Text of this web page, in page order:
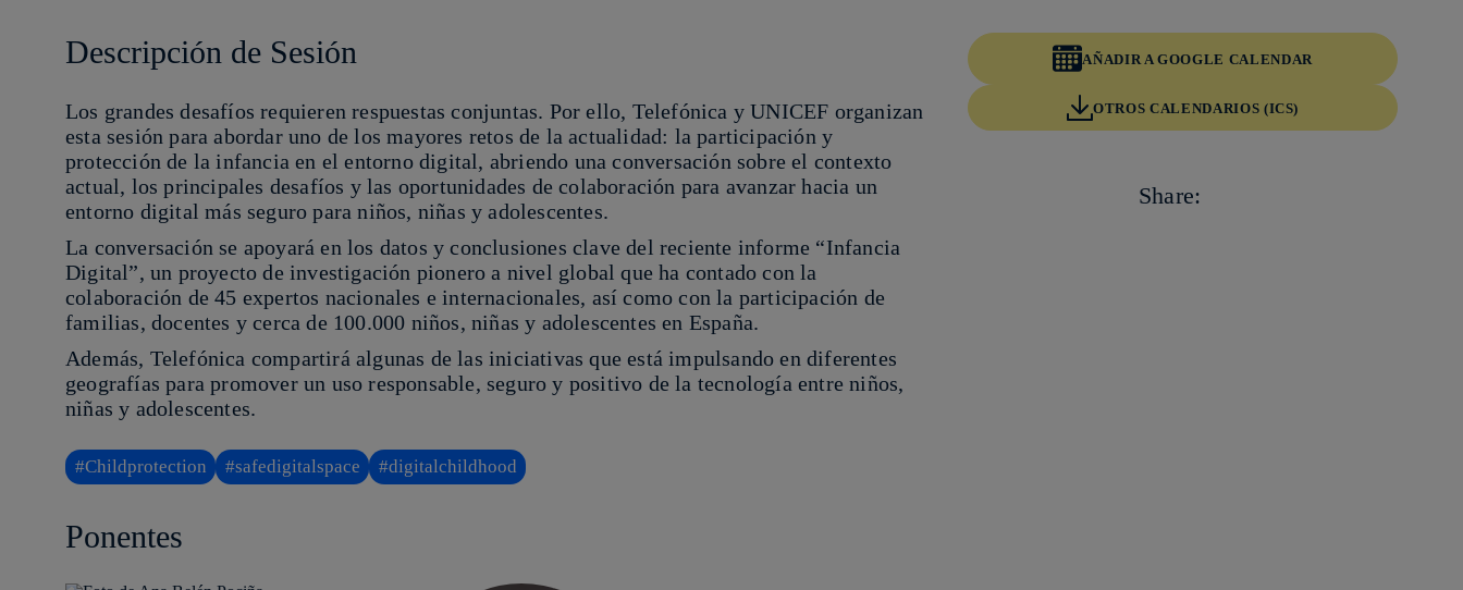
Descripción de Sesión
Los grandes desafíos requieren respuestas conjuntas. Por ello, Telefónica y UNICEF organizan
esta sesión para abordar uno de los mayores retos de la actualidad: la participación y
protección de la infancia en el entorno digital, abriendo una conversación sobre el contexto
actual, los principales desafíos y las oportunidades de colaboración para avanzar hacia un
entorno digital más seguro para niños, niñas y adolescentes.
La conversación se apoyará en los datos y conclusiones clave del reciente informe “Infancia
Digital”, un proyecto de investigación pionero a nivel global que ha contado con la
colaboración de 45 expertos nacionales e internacionales, así como con la participación de
familias, docentes y cerca de 100.000 niños, niñas y adolescentes en España.
Además, Telefónica compartirá algunas de las iniciativas que está impulsando en diferentes
geografías para promover un uso responsable, seguro y positivo de la tecnología entre niños,
niñas y adolescentes.
AÑADIR A GOOGLE CALENDAR
OTROS CALENDARIOS (ICS)
Share:
#Childprotection #safedigitalspace #digitalchildhood
Ponentes